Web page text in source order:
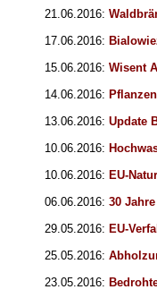
21.06.2016:
17.06.2016:
15.06.2016: Wisent
14.06.2016:
13.06.2016: Update
10.06.2016:
10.06.2016: EU-
06.06.2016: 30
29.05.2016: EU-
25.05.2016:
23.05.2016: